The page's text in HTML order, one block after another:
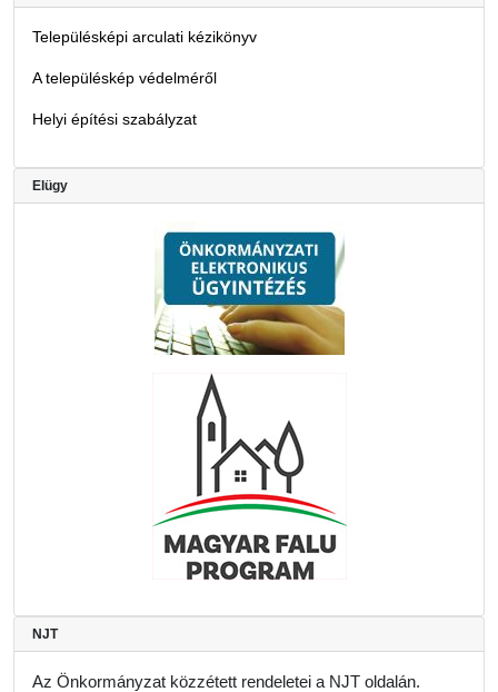
Településképi arculati kézikönyv
A településkép védelméről
Helyi építési szabályzat
Elügy
NJT
Az Önkormányzat közzétett rendeletei a NJT oldalán.